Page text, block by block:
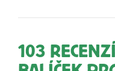
103 RECENZÍ